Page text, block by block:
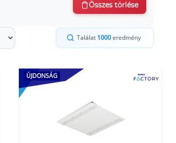
Összes törlése
Találat 1000eredmény
ÚJDONSÁG